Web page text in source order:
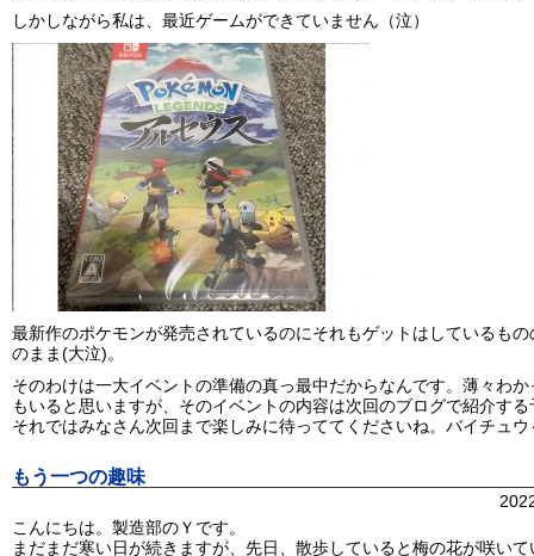
しかしながら私は、最近ゲームができていません（泣）
最新作のポケモンが発売されているのにそれもゲットはしているもの
のまま(大泣)。
そのわけは一大イベントの準備の真っ最中だからなんです。薄々わ
もいると思いますが、そのイベントの内容は次回のブログで紹介す
それではみなさん次回まで楽しみに待っててくださいね。バイチュウ
もう一つの趣味
こんにちは。製造部のＹです。
まだまだ寒い日が続きますが、先日、散歩していると梅の花が咲い